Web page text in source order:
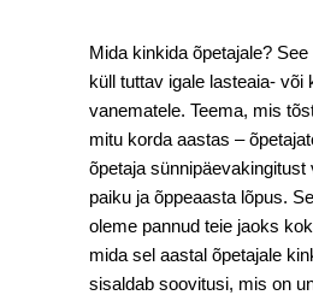
Mida kinkida õpetajale?
küll tuttav igale lasteaia- või
vanematele. Teema, mis
mitu korda aastas –
õpetaja sünnipäevakingitust
paiku ja õppeaasta lõpus.
oleme pannud teie jaoks
mida sel aastal õpetajale
sisaldab soovitusi, mis on